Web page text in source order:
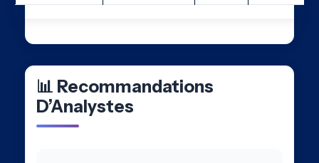
📊 Recommandations
D’Analystes